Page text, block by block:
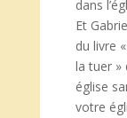
dans
Et
du livre
la tuer »
église
votre